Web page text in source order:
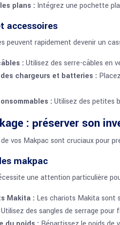
plans : Intégrez une pochette
accessoires
peuvent rapidement devenir un
: Utilisez des serre-câbles en
chargeurs et batteries :
: Utilisez des petites
: préserver son
vos Makpac sont cruciaux pour
makpac
une attention particulière
Makita : Les chariots Makita sont
Utilisez des sangles de serrage pour